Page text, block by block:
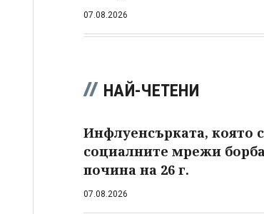
07.08.2026
НАЙ-ЧЕТЕНИ
Инфлуенсърката, която
социалните мрежи
почина на 26 г.
07.08.2026